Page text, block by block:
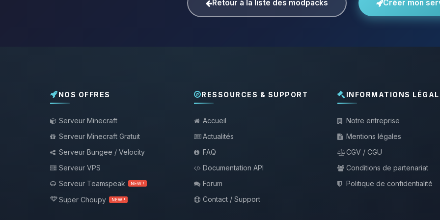
Retour à la liste des modpacks Créer mon
NOS OFFRES
Serveur Minecraft
Serveur Minecraft Gratuit
Serveur Bungee / Velocity
Serveur VPS
Serveur Teamspeak
NEW !
Super Choupy NEW !
RESSOURCES & SUPPORT
Accueil
Actualités
FAQ
Documentation API
Forum
Contact / Support
INFORMATIONS
Notre entreprise
Mentions légales
CGV / CGU
Conditions de partenariat
Politique de confidentialité